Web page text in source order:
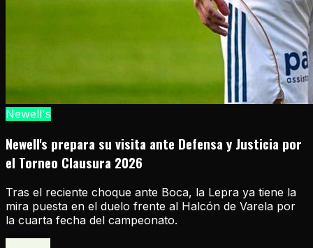
Newell's
Newell's prepara su visita ante Defensa y Justicia por
el Torneo Clausura 2026
Tras el reciente choque ante Boca, la Lepra ya tiene la
mira puesta en el duelo frente al Halcón de Varela por
la cuarta fecha del campeonato.